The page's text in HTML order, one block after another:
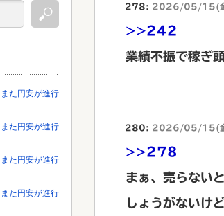
278: 2026/05/15(
>>242
業績不振で稼ぎ
280: 2026/05/15(
>>278
まぁ、売らない
しょうがないけ
上がりした
た円安が進行
た円安が進行
た円安が進行
た円安が進行